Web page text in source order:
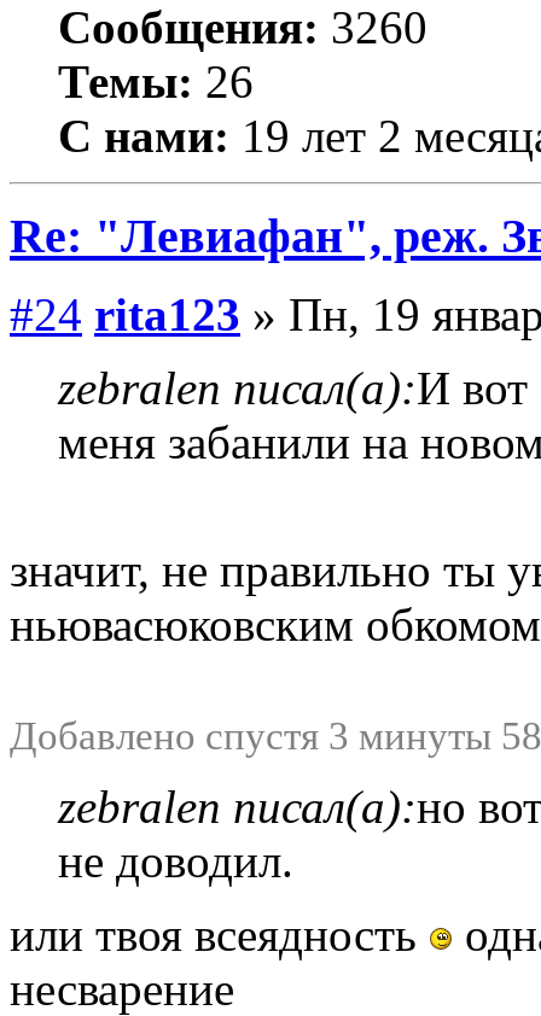
Сообщения: 3260
Темы: 26
С нами: 19 лет 2
Re: "Левиафан", реж.
#24 rita123 » Пн, 19
zebralen писал(а):И вот
меня забанили на
значит, не правильно ты
ньювасюковским
Добавлено спустя 3 минуты
zebralen писал(а):но
не доводил.
или твоя всеядность
несварение